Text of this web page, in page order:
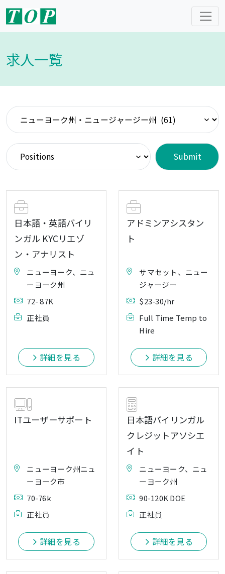
求人一覧
日本語・英語バイリ
ンガル KYCリエゾ
ン・アナリスト
ニューヨーク、ニュ
ーヨーク州
72- 87K
正社員
詳細を見る
アドミンアシスタン
ト
サマセット、ニュー
ジャージー
$23-30/hr
Full Time Temp to
Hire
詳細を見る
ITユーザーサポート
ニューヨーク州ニュ
ーヨーク市
70-76k
正社員
詳細を見る
日本語バイリンガル
クレジットアソシエ
イト
ニューヨーク、ニュ
ーヨーク州
90-120K DOE
正社員
詳細を見る